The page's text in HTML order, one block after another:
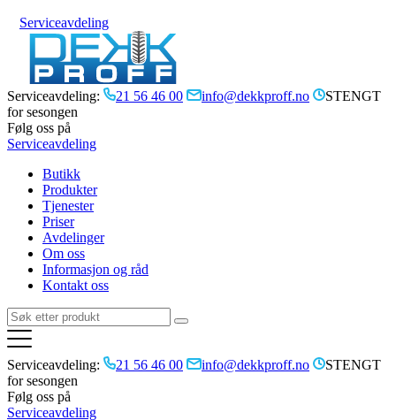
Serviceavdeling
Serviceavdeling: 21 56 46 00 info@dekkproff.no
STENGT
for sesongen
Følg oss på
Serviceavdeling
Butikk
Produkter
Tjenester
Priser
Avdelinger
Om oss
Informasjon og råd
Kontakt oss
Serviceavdeling: 21 56 46 00 info@dekkproff.no
STENGT
for sesongen
Følg oss på
Serviceavdeling